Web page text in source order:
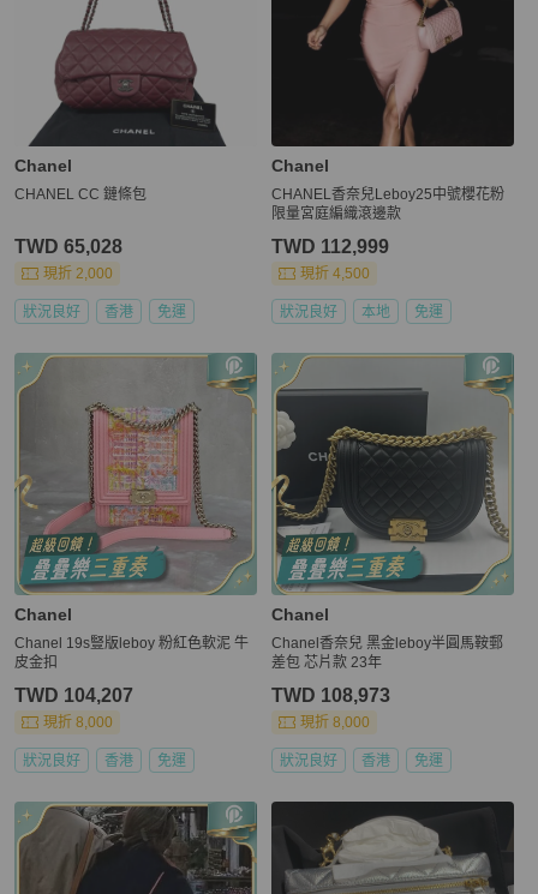
Chanel
CHANEL CC 鏈條包
TWD 65,028
現折 2,000
狀況良好 香港 免運
Chanel
CHANEL香奈兒Leboy25中號櫻花粉
限量宮庭編織滾邊款
TWD 112,999
現折 4,500
狀況良好 本地 免運
Chanel
Chanel 19s豎版leboy 粉紅色軟泥 牛
皮金扣
TWD 104,207
現折 8,000
狀況良好 香港 免運
Chanel
Chanel香奈兒 黑金leboy半圓馬鞍郵
差包 芯片款 23年
TWD 108,973
現折 8,000
狀況良好 香港 免運